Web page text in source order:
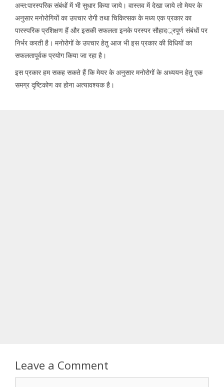
अन्त:पारस्परिक संबंधों में भी सुधार किया जाये। वास्तव में देखा जाये तो मेयर के
अनुसार मनोरोगियों का उपचार रोगी तथा चिकित्सक के मध्य एक प्रकार का
पारस्परिक प्रशिक्षण हैं और इसकी सफलता इनके परस्पर सौहादर््रपूर्ण संबंधों पर
निर्भर करती है। मनोरोगों के उपचार हेतु आज भी इस प्रकार की विधियों का
सफलतापूर्वक प्रयोग किया जा रहा है।
इस प्रकार हम सकह सकते हैं कि मेयर के अनुसार मनोरोगों के अध्ययन हेतु एक
समग्र दृष्टिकोण का होना अत्यावश्यक है।
Leave a Comment